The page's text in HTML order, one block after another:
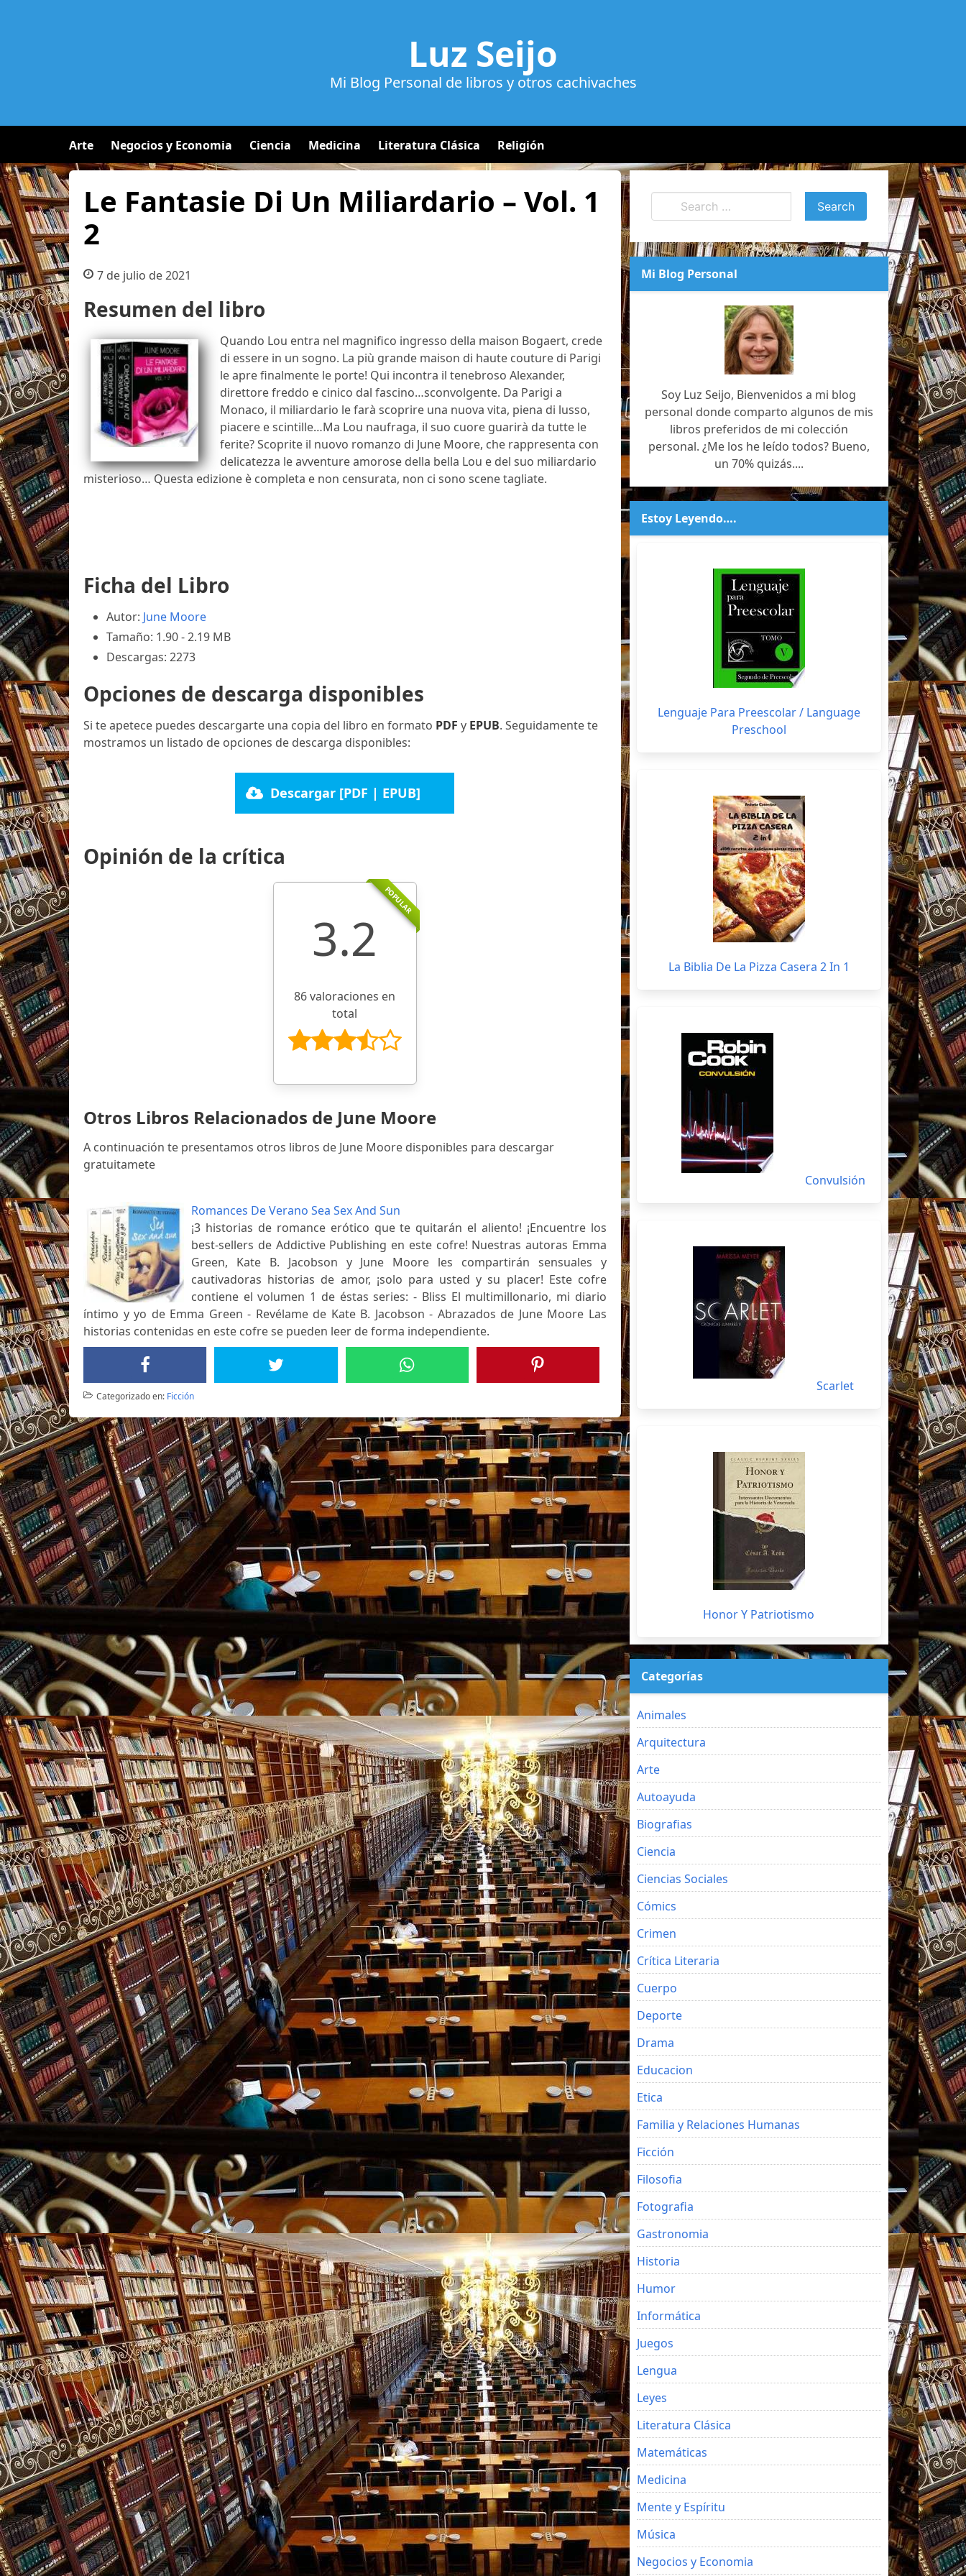
Luz Seijo
Mi Blog Personal de libros y otros cachivaches
Arte Negocios y Economia Ciencia Medicina Literatura Clásica Religión
Le Fantasie Di Un Miliardario – Vol. 1
2
7 de julio de 2021
Resumen del libro
Quando Lou entra nel magnifico ingresso della maison Bogaert, crede
di essere in un sogno. La più grande maison di haute couture di Parigi
le apre finalmente le porte! Qui incontra il tenebroso Alexander,
direttore freddo e cinico dal fascino…sconvolgente. Da Parigi a
Monaco, il miliardario le farà scoprire una nuova vita, piena di lusso,
piacere e scintille…Ma Lou naufraga, il suo cuore guarirà da tutte le
ferite? Scoprite il nuovo romanzo di June Moore, che rappresenta con
delicatezza le avventure amorose della bella Lou e del suo miliardario
misterioso… Questa edizione è completa e non censurata, non ci sono scene tagliate.
Ficha del Libro
Autor: June Moore
Tamaño: 1.90 - 2.19 MB
Descargas: 2273
Opciones de descarga disponibles
Si te apetece puedes descargarte una copia del libro en formato PDF y EPUB. Seguidamente te
mostramos un listado de opciones de descarga disponibles:
Descargar [PDF | EPUB]
Opinión de la crítica
POPULAR
3.2
86 valoraciones en
total
Otros Libros Relacionados de June Moore
A continuación te presentamos otros libros de June Moore disponibles para descargar
gratuitamete
Romances De Verano Sea Sex And Sun
¡3 historias de romance erótico que te quitarán el aliento! ¡Encuentre los
best-sellers de Addictive Publishing en este cofre! Nuestras autoras Emma
Green, Kate B. Jacobson y June Moore les compartirán sensuales y
cautivadoras historias de amor, ¡solo para usted y su placer! Este cofre
contiene el volumen 1 de éstas series: - Bliss El multimillonario, mi diario
íntimo y yo de Emma Green - Revélame de Kate B. Jacobson - Abrazados de June Moore Las
historias contenidas en este cofre se pueden leer de forma independiente.
Categorizado en: Ficción
Mi Blog Personal
Soy Luz Seijo, Bienvenidos a mi blog
personal donde comparto algunos de mis
libros preferidos de mi colección
personal. ¿Me los he leído todos? Bueno,
un 70% quizás....
Estoy Leyendo….
Lenguaje Para Preescolar / Language
Preschool
La Biblia De La Pizza Casera 2 In 1
Convulsión
Scarlet
Honor Y Patriotismo
Categorías
Animales
Arquitectura
Arte
Autoayuda
Biografias
Ciencia
Ciencias Sociales
Cómics
Crimen
Crítica Literaria
Cuerpo
Deporte
Drama
Educacion
Etica
Familia y Relaciones Humanas
Ficción
Filosofia
Fotografia
Gastronomia
Historia
Humor
Informática
Juegos
Lengua
Leyes
Literatura Clásica
Matemáticas
Medicina
Mente y Espíritu
Música
Negocios y Economia